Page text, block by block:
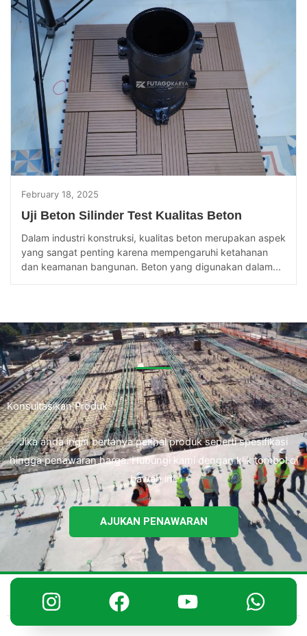
February 18, 2025
Uji Beton Silinder Test Kualitas Beton
Dalam industri konstruksi, kualitas beton merupakan aspek
yang sangat penting karena mempengaruhi ketahanan
dan keamanan bangunan. Beton yang digunakan dalam...
Konsultasikan Produk
Jika anda ingin bertanya perihal produk seperti spesifikasi
hingga penawaran harga. Hubungi kami dengan klik tombol di
bawah ini.
AJUKAN PENAWARAN